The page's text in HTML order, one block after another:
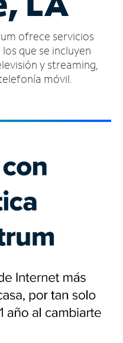
ofrece servicios
que se incluyen
y streaming,
móvil.